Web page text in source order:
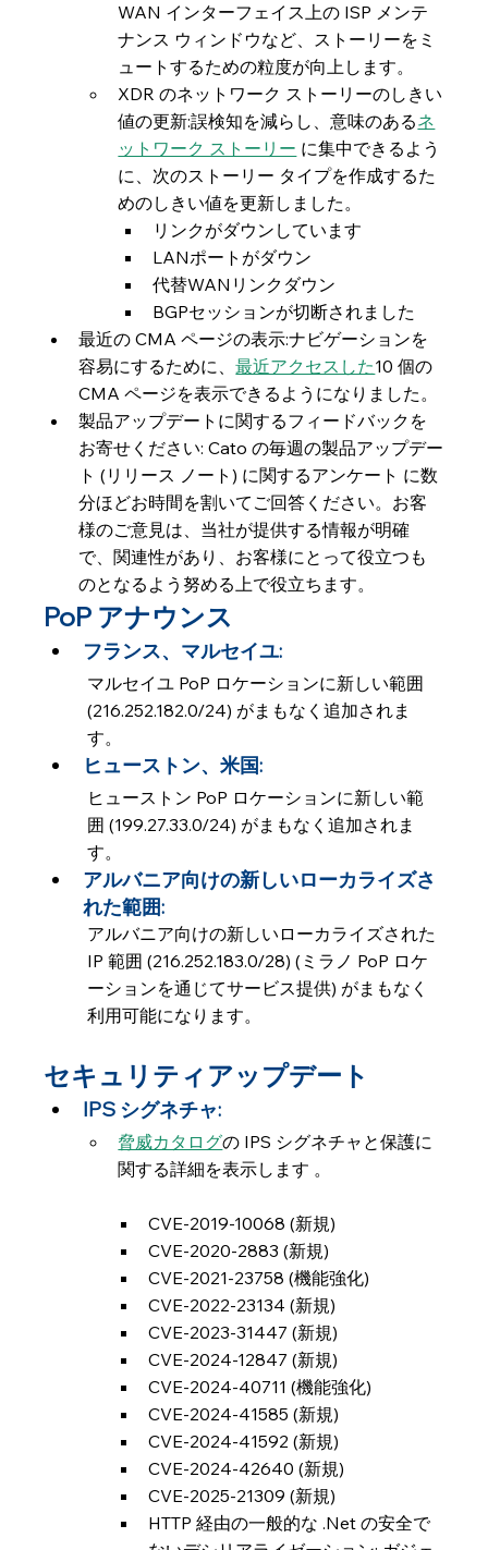
WAN インターフェイス上の ISP メンテ
ナンス ウィンドウなど、ストーリーをミ
ュートするための粒度が向上します。
XDR のネットワーク ストーリーのしきい
値の更新:誤検知を減らし、意味のあるネ
ットワーク ストーリー に集中できるよう
に、次のストーリー タイプを作成するた
めのしきい値を更新しました。
リンクがダウンしています
LANポートがダウン
代替WANリンクダウン
BGPセッションが切断されました
最近の CMA ページの表示:ナビゲーションを
容易にするために、最近アクセスした10 個の
CMA ページを表示できるようになりました。
製品アップデートに関するフィードバックを
お寄せください: Cato の毎週の製品アップデー
ト (リリース ノート) に関するアンケート に数
分ほどお時間を割いてご回答ください。お客
様のご意見は、当社が提供する情報が明確
で、関連性があり、お客様にとって役立つも
のとなるよう努める上で役立ちます。
PoP アナウンス
フランス、マルセイユ:
マルセイユ PoP ロケーションに新しい範囲
(216.252.182.0/24) がまもなく追加されま
す。
ヒューストン、米国:
ヒューストン PoP ロケーションに新しい範
囲 (199.27.33.0/24) がまもなく追加されま
す。
アルバニア向けの新しいローカライズさ
れた範囲:
アルバニア向けの新しいローカライズされた
IP 範囲 (216.252.183.0/28) (ミラノ PoP ロケ
ーションを通じてサービス提供) がまもなく
利用可能になります。
セキュリティアップデート
IPS シグネチャ:
脅威カタログの IPS シグネチャと保護に
関する詳細を表示します 。
CVE-2019-10068 (新規)
CVE-2020-2883 (新規)
CVE-2021-23758 (機能強化)
CVE-2022-23134 (新規)
CVE-2023-31447 (新規)
CVE-2024-12847 (新規)
CVE-2024-40711 (機能強化)
CVE-2024-41585 (新規)
CVE-2024-41592 (新規)
CVE-2024-42640 (新規)
CVE-2025-21309 (新規)
HTTP 経由の一般的な .Net の安全で